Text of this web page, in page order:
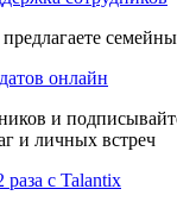
онлайн
и
и личных встреч
раза с Talantix